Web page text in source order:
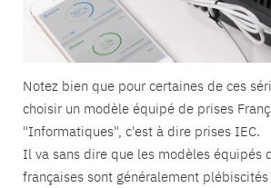
Notez bien que pour certaines de ces
choisir un modèle équipé de prises
"Informatiques", c'est à dire prises IEC.
Il va sans dire que les modèles équipés
françaises sont généralement